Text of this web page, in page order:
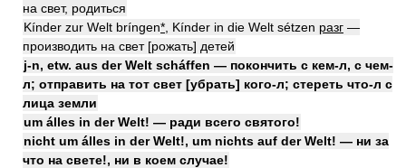
на свет, родиться
Kínder zur Welt bríngen* , Kínder in die Welt sétzen разг —
производить на свет [рожать] детей
j-n, etw. aus der Welt scháffen — покончить с кем-л, с чем-
л; отправить на тот свет [убрать] кого-л; стереть что-л с
лица земли
um álles in der Welt! — ради всего святого!
nicht um álles in der Welt!, um nichts auf der Welt! — ни за
что на свете!, ни в коем случае!